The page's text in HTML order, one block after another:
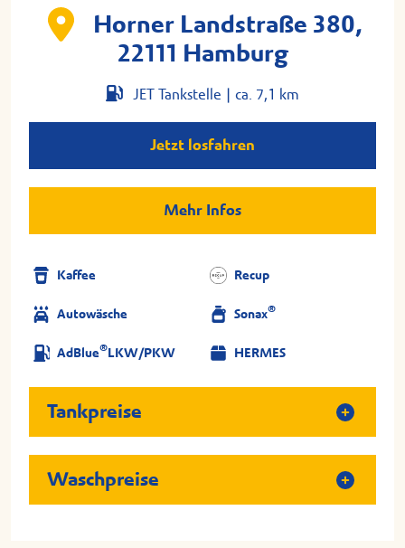
Horner Landstraße 380,
22111 Hamburg
JET Tankstelle | ca. 7,1 km
Jetzt losfahren
Mehr Infos
Kaffee Recup
Autowäsche Sonax®
AdBlue® LKW/PKW HERMES
Tankpreise
Waschpreise